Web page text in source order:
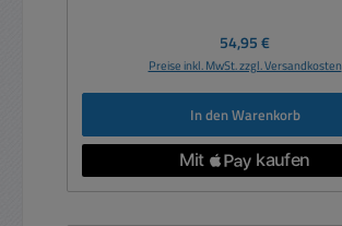
Regulärer Preis:
54,95 €
Preise inkl. MwSt. zzgl. Versandkosten
In den Warenkorb